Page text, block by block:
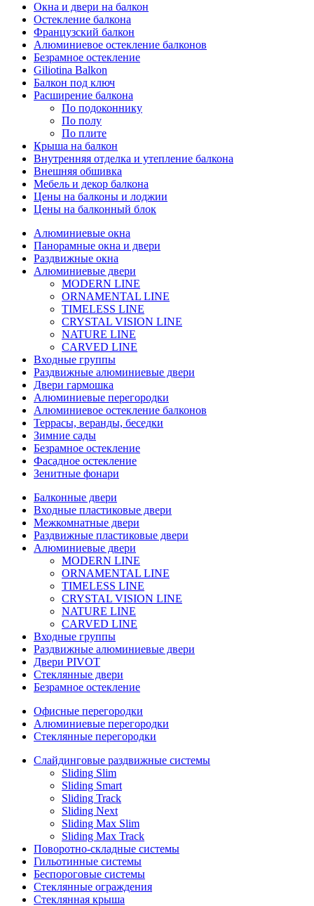
Окна и двери на балкон
Остекление балкона
Французский балкон
Алюминиевое остекление балконов
Безрамное остекление
Giliotina Balkon
Балкон под ключ
Расширение балкона
По подоконнику
По полу
По плите
Крыша на балкон
Внутренняя отделка и утепление балкона
Внешняя обшивка
Мебель и декор балкона
Цены на балконы и лоджии
Цены на балконный блок
Алюминиевые окна
Панорамные окна и двери
Раздвижные окна
Алюминиевые двери
MODERN LINE
ORNAMENTAL LINE
TIMELESS LINE
CRYSTAL VISION LINE
NATURE LINE
CARVED LINE
Входные группы
Раздвижные алюминиевые двери
Двери гармошка
Алюминиевые перегородки
Алюминиевое остекление балконов
Террасы, веранды, беседки
Зимние сады
Безрамное остекление
Фасадное остекление
Зенитные фонари
Балконные двери
Входные пластиковые двери
Межкомнатные двери
Раздвижные пластиковые двери
Алюминиевые двери
MODERN LINE
ORNAMENTAL LINE
TIMELESS LINE
CRYSTAL VISION LINE
NATURE LINE
CARVED LINE
Входные группы
Раздвижные алюминиевые двери
Двери PIVOT
Стеклянные двери
Безрамное остекление
Офисные перегородки
Алюминиевые перегородки
Стеклянные перегородки
Слайдинговые раздвижные системы
Sliding Slim
Sliding Smart
Sliding Track
Sliding Next
Sliding Max Slim
Sliding Max Track
Поворотно-складные системы
Гильотинные системы
Беспороговые системы
Стеклянные ограждения
Стеклянная крыша